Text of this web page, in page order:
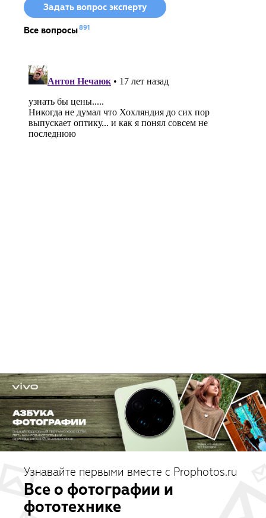
Задать вопрос эксперту
Все вопросы891
Узнавайте первыми вместе с Prophotos.ru
Все о фотографии и
фототехнике